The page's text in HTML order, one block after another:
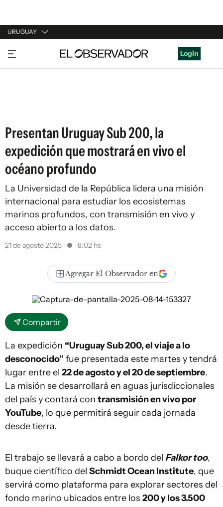
URUGUAY
URUGUAY
ARGENTINA
Login
Presentan Uruguay Sub 200, la
expedición que mostrará en vivo el
océano profundo
La Universidad de la República lidera una misión
internacional para estudiar los ecosistemas
marinos profundos, con transmisión en vivo y
acceso abierto a los datos.
21 de agosto 2025 8:02 hs
Agregar El Observador en
Compartir
La expedición “Uruguay Sub 200, el viaje a lo
desconocido” fue presentada este martes y tendrá
lugar entre el 22 de agosto y el 20 de septiembre.
La misión se desarrollará en aguas jurisdiccionales
del país y contará con transmisión en vivo por
YouTube, lo que permitirá seguir cada jornada
desde tierra.
El trabajo se llevará a cabo a bordo del Falkor too,
buque científico del Schmidt Ocean Institute, que
servirá como plataforma para explorar sectores del
fondo marino ubicados entre los 200 y los 3.500